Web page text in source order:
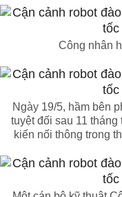
Công nhân
Ngày 19/5, hầm bên
tuyệt đối sau 11
kiến nối thông trong